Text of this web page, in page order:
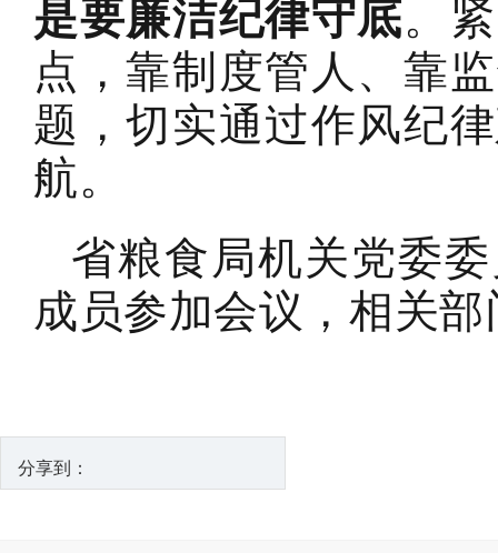
是要廉洁纪律守底。
点，靠制度管人、靠
题，切实通过作风纪
航。
省粮食局机关党委
成员参加会议，相关
分享到：